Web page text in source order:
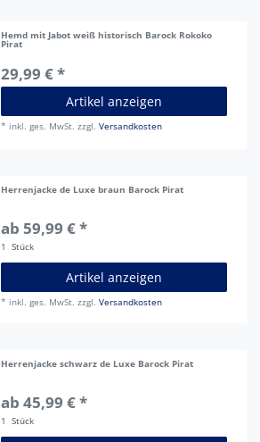
Hemd mit Jabot weiß historisch Barock Rokoko
Pirat
29,99 € *
Artikel anzeigen
* inkl. ges. MwSt. zzgl.Versandkosten
Herrenjacke de Luxe braun Barock Pirat
ab 59,99 € *
1 Stück
Artikel anzeigen
* inkl. ges. MwSt. zzgl.Versandkosten
Herrenjacke schwarz de Luxe Barock Pirat
ab 45,99 € *
1 Stück